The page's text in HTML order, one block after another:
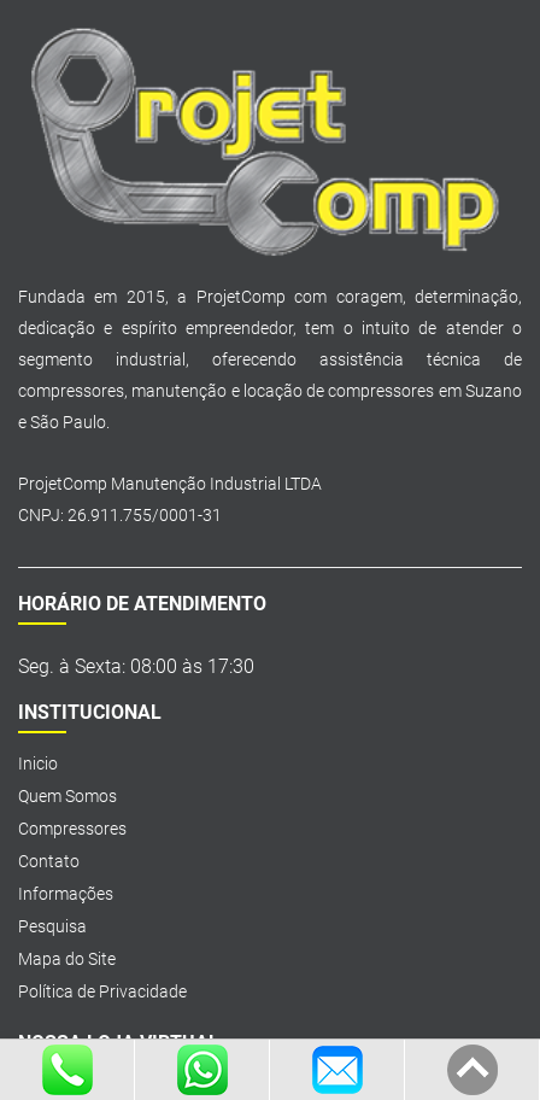
Fundada em 2015, a ProjetComp com coragem, determinação,
dedicação e espírito empreendedor, tem o intuito de atender o
segmento industrial, oferecendo assistência técnica de
compressores, manutenção e locação de compressores em Suzano
e São Paulo.
ProjetComp Manutenção Industrial LTDA
CNPJ: 26.911.755/0001-31
HORÁRIO DE ATENDIMENTO
Seg. à Sexta: 08:00 às 17:30
INSTITUCIONAL
Inicio
Quem Somos
Compressores
Contato
Informações
Pesquisa
Mapa do Site
Política de Privacidade
NOSSA LOJA VIRTUAL
lojaprojetcomp.com.br